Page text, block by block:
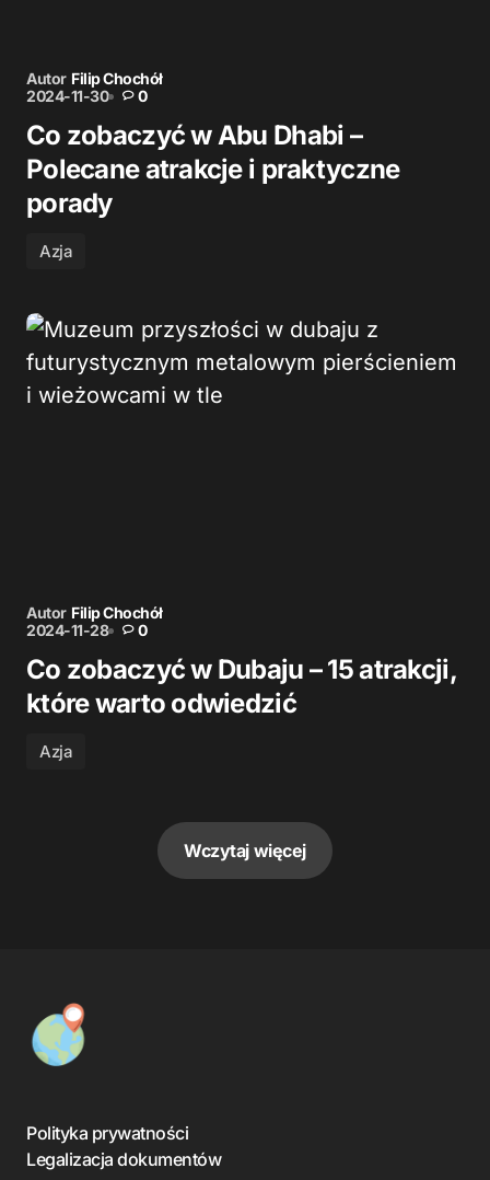
Autor Filip Chochół
2024-11-30
0
Co zobaczyć w Abu Dhabi –
Polecane atrakcje i praktyczne
porady
Azja
Autor Filip Chochół
2024-11-28
0
Co zobaczyć w Dubaju – 15 atrakcji,
które warto odwiedzić
Azja
Wczytaj więcej
Polityka prywatności
Legalizacja dokumentów